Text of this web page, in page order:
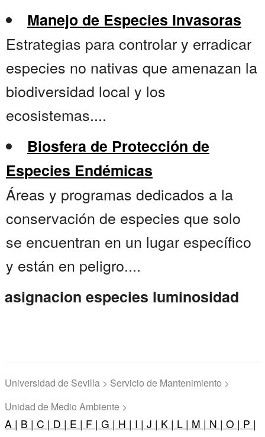
Manejo de Especies Invasoras
Estrategias para controlar y erradicar
especies no nativas que amenazan la
biodiversidad local y los
ecosistemas....
Biosfera de Protección de
Especies Endémicas
Áreas y programas dedicados a la
conservación de especies que solo
se encuentran en un lugar específico
y están en peligro....
asignacion especies luminosidad
Universidad de Sevilla > Servicio de Mantenimiento >
Unidad de Medio Ambiente >
A | B | C | D | E | F | G | H | I | J | K | L | M | N | O | P |